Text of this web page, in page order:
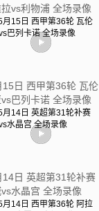
vs利物浦 全场录像
15日 西甲第36轮 瓦伦
巴列卡诺 全场录像
14日 英超第31轮补赛
水晶宫 全场录像